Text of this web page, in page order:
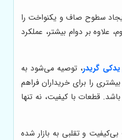
سطوح صاف و یکنواخت را
علاوه بر دوام بیشتر، عملکرد
یدکی گریدر، توصیه می‌شود به
را برای خریداران فراهم
قطعات با کیفیت، نه تنها
و تقلبی به بازار شده